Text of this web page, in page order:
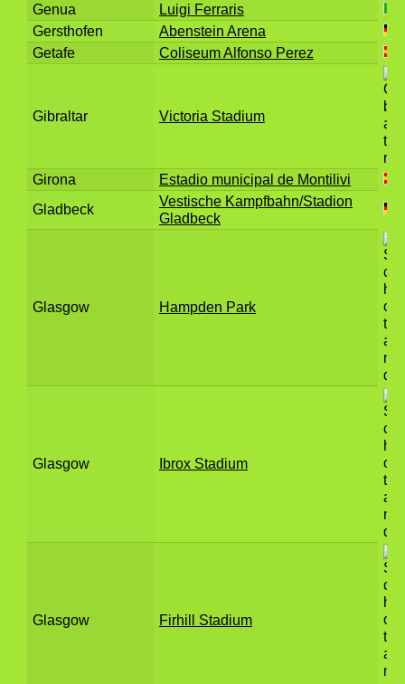
Genua
Luigi Ferraris
Gersthofen
Abenstein Arena
Getafe
Coliseum Alfonso Perez
Gibraltar Victoria Stadium
Girona
Estadio municipal de Montilivi
Gladbeck
Vestische Kampfbahn/Stadion
Gladbeck
Glasgow Hampden Park
Glasgow Ibrox Stadium
Glasgow Firhill Stadium